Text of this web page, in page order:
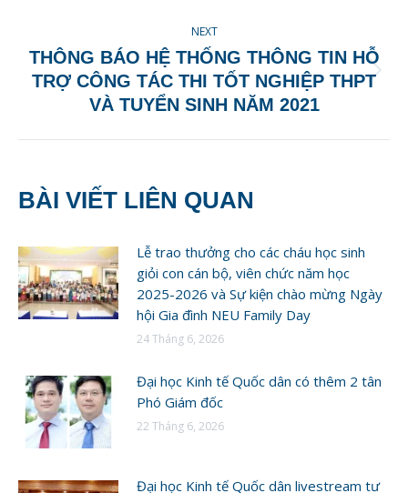
NEXT
Next
post:
THÔNG BÁO HỆ THỐNG THÔNG TIN HỖ
TRỢ CÔNG TÁC THI TỐT NGHIỆP THPT
VÀ TUYỂN SINH NĂM 2021
BÀI VIẾT LIÊN QUAN
Lễ trao thưởng cho các cháu học sinh
giỏi con cán bộ, viên chức năm học
2025-2026 và Sự kiện chào mừng Ngày
hội Gia đình NEU Family Day
24 Tháng 6, 2026
Đại học Kinh tế Quốc dân có thêm 2 tân
Phó Giám đốc
22 Tháng 6, 2026
Đại học Kinh tế Quốc dân livestream tư